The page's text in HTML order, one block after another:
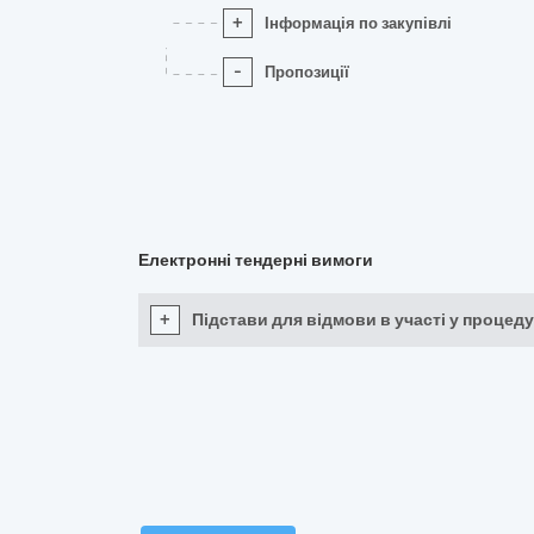
+ Інформація по закупівлі
- Пропозиції
Електронні тендерні вимоги
+ Підстави для відмови в участі у